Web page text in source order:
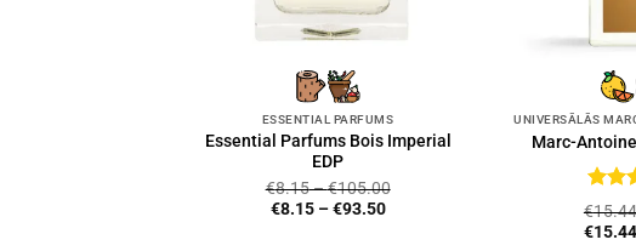
ESSENTIAL PARFUMS
Essential Parfums Bois Imperial
EDP
€8.15–€105.00
€8.15–€93.50
Marc-
ar4.72
5
€15.44
€15.44